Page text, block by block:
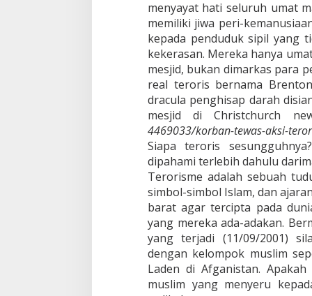
s
m
e
D
a
n
A
M
menyayat hati seluruh umat
memiliki jiwa peri-
kepada penduduk sipil yang
kekerasan. Mereka hanya
mesjid, bukan dimarkas para
real teroris bernama
dracula penghisap darah
mesjid di Christchurch
4469033/korban-tewas-aksi-
Siapa teroris
dipahami terlebih dahulu
Terorisme adalah sebuah
simbol-simbol Islam, dan
barat agar tercipta pada
yang mereka ada-adakan.
yang terjadi (11/09/2001)
dengan kelompok muslim
Laden di Afganistan.
muslim yang menyeru